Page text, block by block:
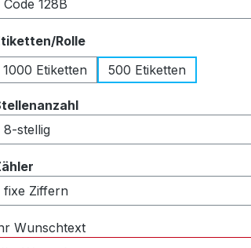
Rolleauswählen
1000 Etiketten
500 Etiketten
auswählen
Wunschtext